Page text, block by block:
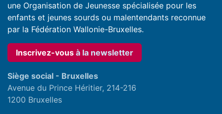
une Organisation de Jeunesse spécialisée pour les
enfants et jeunes sourds ou malentendants reconnue
par la Fédération Wallonie-Bruxelles.
Inscrivez-vous à la newsletter
Siège social - Bruxelles
Avenue du Prince Héritier, 214-216
1200 Bruxelles